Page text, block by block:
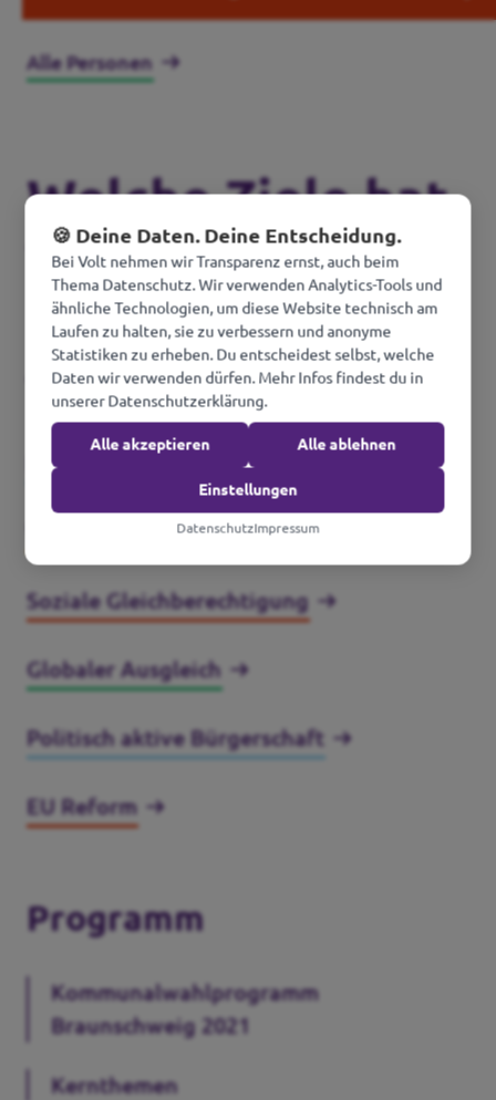
Alle Personen
Welche Ziele hat
Volt?
Themen
Intelligenter Staat
Wirtschaftliche Renaissance
Soziale Gleichberechtigung
Globaler Ausgleich
Politisch aktive Bürgerschaft
EU Reform
Programm
Kommunalwahlprogramm
Braunschweig 2021
Kernthemen
🍪 Deine Daten. Deine Entscheidung.
Bei Volt nehmen wir Transparenz ernst, auch beim
Thema Datenschutz. Wir verwenden Analytics-Tools und
ähnliche Technologien, um diese Website technisch am
Laufen zu halten, sie zu verbessern und anonyme
Statistiken zu erheben. Du entscheidest selbst, welche
Daten wir verwenden dürfen. Mehr Infos findest du in
unserer Datenschutzerklärung.
Alle akzeptieren Alle ablehnen
Einstellungen
DatenschutzImpressum